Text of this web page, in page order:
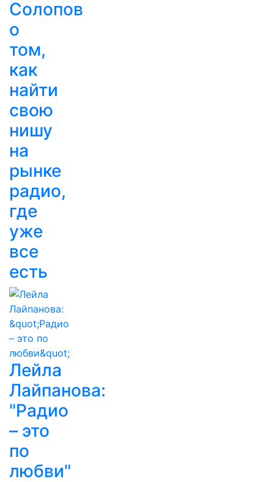
Солопов
о
том,
как
найти
свою
нишу
на
рынке
радио,
где
уже
все
есть
Лейла
Лайпанова:
"Радио
– это
по
любви"